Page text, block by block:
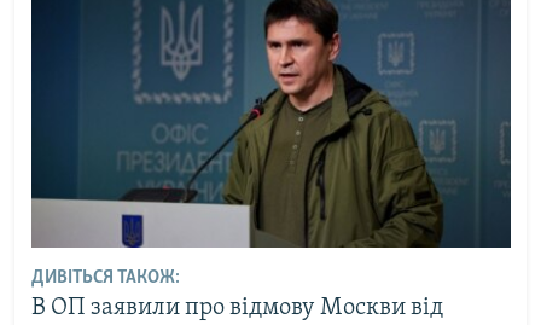
ДИВІТЬСЯ ТАКОЖ:
В ОП заявили про відмову Москви від